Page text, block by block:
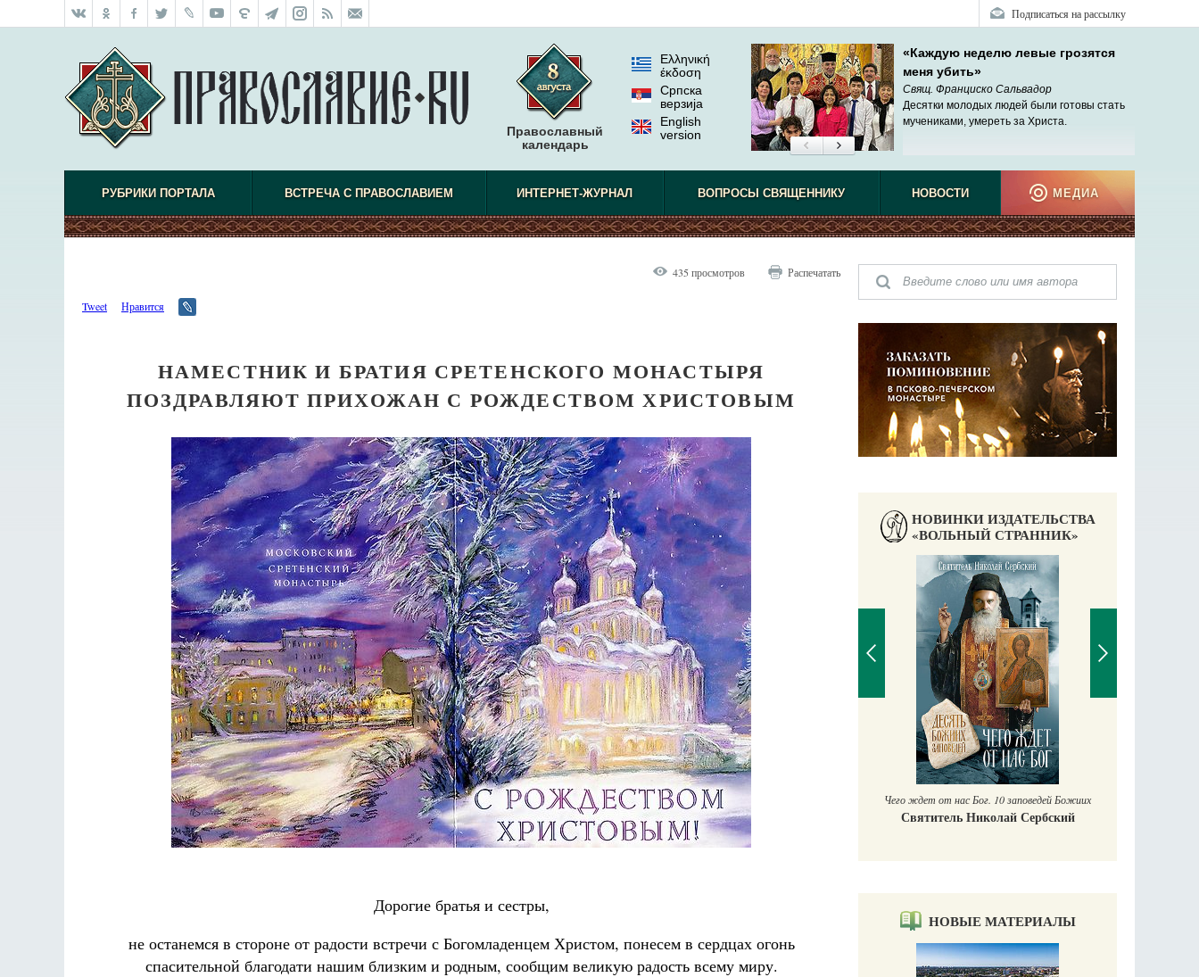
Подписаться на рассылку
Православный
календарь
Ελληνική
έκδοση
Српска
верзиjа
English
version
«Каждую неделю левые грозятся
меня убить»
Свящ. Франциско Сальвадор
Десятки молодых людей были готовы стать
мучениками, умереть за Христа.
РУБРИКИ ПОРТАЛА ВСТРЕЧА С ПРАВОСЛАВИЕМ ИНТЕРНЕТ-ЖУРНАЛ ВОПРОСЫ СВЯЩЕННИКУ НОВОСТИ МЕДИА
435 просмотров Распечатать
Tweet Нравится
НАМЕСТНИК И БРАТИЯ СРЕТЕНСКОГО МОНАСТЫРЯ
ПОЗДРАВЛЯЮТ ПРИХОЖАН С РОЖДЕСТВОМ ХРИСТОВЫМ
Дорогие братья и сестры,
не останемся в стороне от радости встречи с Богомладенцем Христом, понесем в сердцах огонь
спасительной благодати нашим близким и родным, сообщим великую радость всему миру.
НОВИНКИ ИЗДАТЕЛЬСТВА
«ВОЛЬНЫЙ СТРАННИК»
Разлуки не будет
Фредерика де Грааф Как найти своё место в жизни
Кирилл Мурышев
Великомученик Георгий Победоносец. Научись у
святого
Роман Котов Чего ждет от нас Бог. 10 заповедей Божиих
Святитель Николай Сербский
НОВЫЕ МАТЕРИАЛЫ